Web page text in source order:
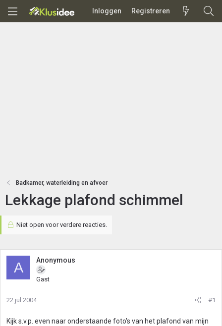
Inloggen Registreren
Badkamer, waterleiding en afvoer
Lekkage plafond schimmel
Niet open voor verdere reacties.
A Anonymous
Gast
22 jul 2004 #1
Kijk s.v.p. even naar onderstaande foto's van het plafond van mijn